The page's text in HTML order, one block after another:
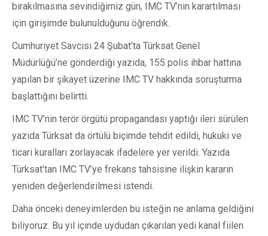
bırakılmasına sevindiğimiz gün, IMC TV’nin karartılması
için girişimde bulunulduğunu öğrendik.
Cumhuriyet Savcısı 24 Şubat’ta Türksat Genel
Müdürlüğü’ne gönderdiği yazıda, 155 polis ihbar hattına
yapılan bir şikayet üzerine IMC TV hakkında soruşturma
başlattığını belirtti.
IMC TV’nin terör örgütü propagandası yaptığı ileri sürülen
yazıda Türksat da örtülü biçimde tehdit edildi, hukuki ve
ticari kuralları zorlayacak ifadelere yer verildi. Yazıda
Türksat’tan IMC TV’ye frekans tahsisine ilişkin kararın
yeniden değerlendirilmesi istendi.
Daha önceki deneyimlerden bu isteğin ne anlama geldiğini
biliyoruz. Bu yıl içinde uydudan çıkarılan yedi kanal fiilen